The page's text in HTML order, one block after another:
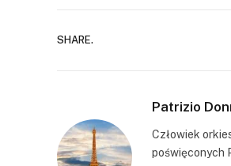
SHARE.
Patrizio
Człowiek
poświęconych